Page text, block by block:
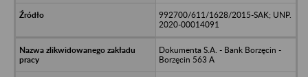
992700/611/1628/2015-SAK; UNP.
2020-00014091
Dokumenta S.A. - Bank Borzęcin -
Borzęcin 563 A